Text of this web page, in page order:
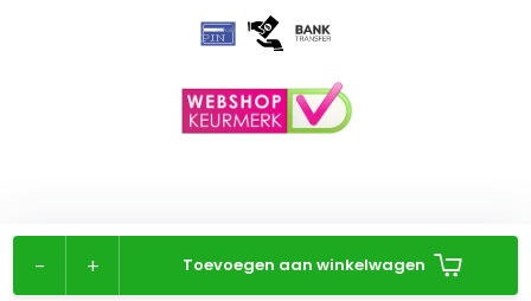
+
- Toevoegen aan winkelwagen